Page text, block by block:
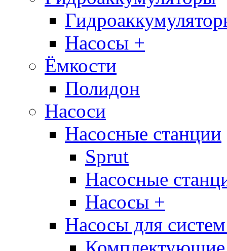
Насосы +
Ёмкости
Полидон
Насоси
Насосные станции
Sprut
Насосные
Насосы +
Насосы для